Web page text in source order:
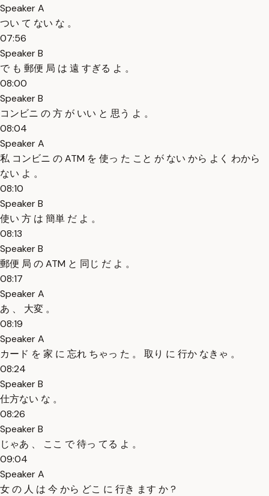
Speaker A
つい て ない な 。
07:56
Speaker B
で も 郵便 局 は 遠 すぎる よ 。
08:00
Speaker B
コンビニ の 方 が いい と 思う よ 。
08:04
Speaker A
私 コンビニ の ATM を 使っ た こと が ない から よく わから
ない よ 。
08:10
Speaker B
使い 方 は 簡単 だ よ 。
08:13
Speaker B
郵便 局 の ATM と 同じ だ よ 。
08:17
Speaker A
あ 、 大変 。
08:19
Speaker A
カード を 家 に 忘れ ちゃっ た 。 取り に 行か なきゃ 。
08:24
Speaker B
仕方ない な 。
08:26
Speaker B
じゃあ 、 ここ で 待っ てる よ 。
09:04
Speaker A
女 の 人 は 今 から どこ に 行き ます か ?